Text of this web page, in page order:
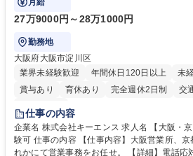
月給
27万9000円～28万1000円
勤務地
大阪府大阪市淀川区
業界未経験歓迎
年間休日120日以上 未
賞与あり
育休あり 完全週休2日制 交
土日祝休み
仕事の内容
企業名 株式会社キーエンス 求人名 【大阪・京都・滋賀】営業事務 ※未経
験可 仕事の内容 【仕事内容】大阪営業所、京都営業所、滋賀営業所いず
れかにて営業事務をお任せ。 【詳細】電話応